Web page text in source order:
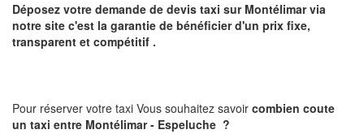
Déposez votre demande de devis taxi sur Montélimarvia
notre site c'est la garantie de bénéficier d'un prix fixe,
transparent et compétitif .
Pour réserver votre taxi Vous souhaitez savoir combien coute
un taxi entre Montélimar - Espeluche ?